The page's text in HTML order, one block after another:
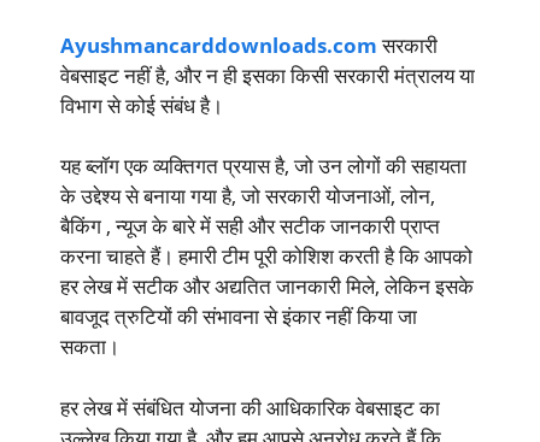
Ayushmancarddownloads.comसरकारी
वेबसाइट नहीं है, और न ही इसका किसी सरकारी मंत्रालय या
विभाग से कोई संबंध है।
यह ब्लॉग एक व्यक्तिगत प्रयास है, जो उन लोगों की सहायता
के उद्देश्य से बनाया गया है, जो सरकारी योजनाओं, लोन,
बैकिंग , न्यूज के बारे में सही और सटीक जानकारी प्राप्त
करना चाहते हैं। हमारी टीम पूरी कोशिश करती है कि आपको
हर लेख में सटीक और अद्यतित जानकारी मिले, लेकिन इसके
बावजूद त्रुटियों की संभावना से इंकार नहीं किया जा
सकता।
हर लेख में संबंधित योजना की आधिकारिक वेबसाइट का